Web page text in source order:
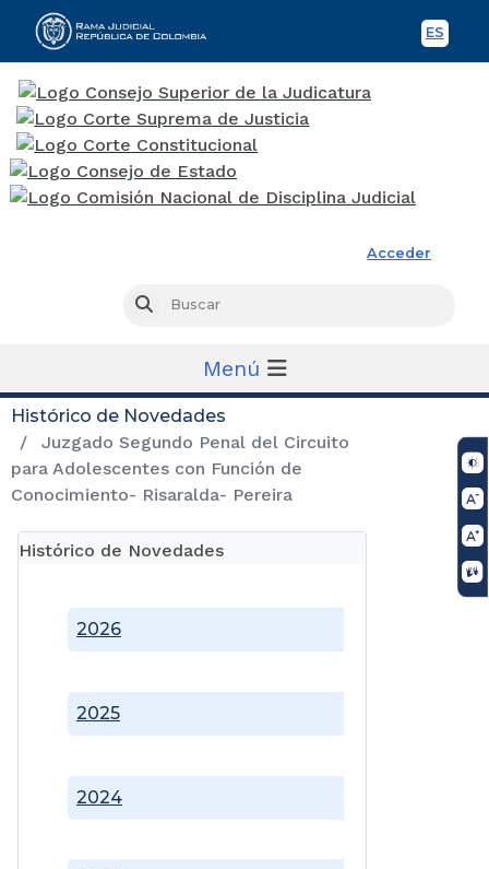
ES
Acceder
Buscar
Menú
Histórico de Novedades
Juzgado Segundo Penal del Circuito
para Adolescentes con Función de
Conocimiento- Risaralda- Pereira
Histórico de Novedades
2024
2025
2026